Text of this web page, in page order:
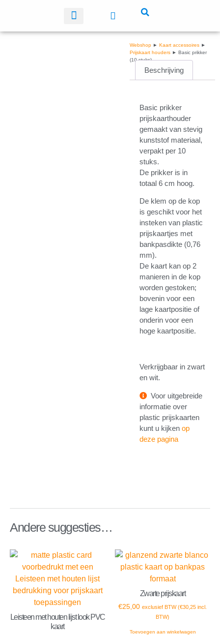
Webshop ► Kaart accessoires ►
Prijskaart houders ► Basic prikker
(10 stuks)
Beschrijving
Basic prikker
prijskaarthouder
gemaakt van stevig
kunststof materiaal,
verpakt per 10
stuks.
De prikker is in
totaal 6 cm hoog.
De klem op de kop
is geschikt voor het
insteken van plastic
prijskaartjes met
bankpasdikte (0,76
mm).
De kaart kan op 2
manieren in de kop
worden gestoken;
bovenin voor een
lage kaartpositie of
onderin voor een
hoge kaartpositie.
Verkrijgbaar in zwart
en wit.
Voor uitgebreide
informatie over
plastic prijskaarten
kunt u kijken op
deze pagina
Andere suggesties…
Leisteen met houten lijst look PVC
kaart
Zwarte prijskaart
€25,00 exclusief BTW (€30,25 incl.
BTW)
Toevoegen aan winkelwagen